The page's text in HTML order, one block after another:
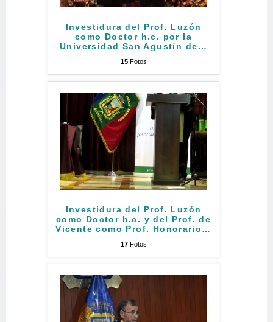
Investidura del Prof. Luzón
como Doctor h.c. por la
Universidad San Agustín de…
15Fotos
Investidura del Prof. Luzón
como Doctor h.c. y del Prof. de
Vicente como Prof. Honorario…
17Fotos